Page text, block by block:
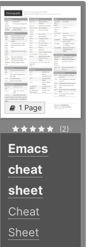
1 Page
(2)
Emacs
cheat
sheet
Cheat
Sheet